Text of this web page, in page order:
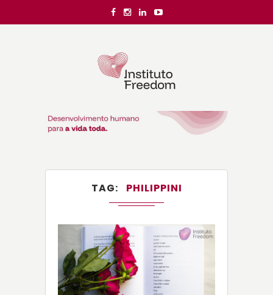
TAG PHILIPPINI